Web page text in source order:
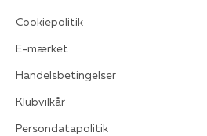
Cookiepolitik
E-mærket
Handelsbetingelser
Klubvilkår
Persondatapolitik